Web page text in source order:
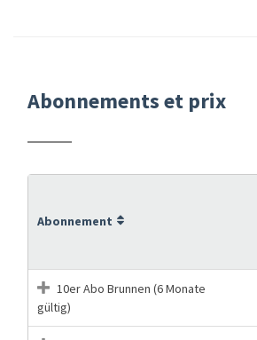
Abonnements et prix
Abonnement
10er Abo Brunnen (6 Monate
gültig)